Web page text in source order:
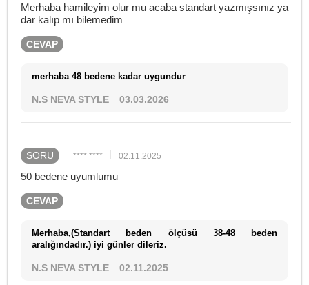
Merhaba hamileyim olur mu acaba standart yazmışsınız ya
dar kalıp mı bilemedim
CEVAP
merhaba 48 bedene kadar uygundur
N.S NEVA STYLE 03.03.2026
SORU **** **** 02.11.2025
50 bedene uyumlumu
CEVAP
Merhaba,(Standart beden ölçüsü 38-48 beden
aralığındadır.) iyi günler dileriz.
N.S NEVA STYLE 02.11.2025